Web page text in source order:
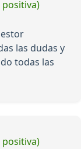
positiva)
las dudas y
todas las
positiva)